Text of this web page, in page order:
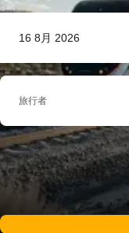
16 8月 2026
旅行者